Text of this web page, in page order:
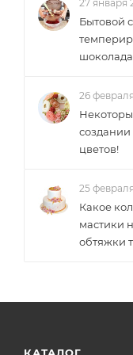
27 января
Бытовой
шоколада
26
цветов!
25
Какое
мастики
обтяжки